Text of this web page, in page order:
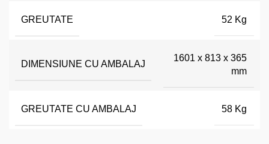
GREUTATE 52 Kg
DIMENSIUNE CU AMBALAJ
1601 x 813 x 365
mm
GREUTATE CU AMBALAJ 58 Kg